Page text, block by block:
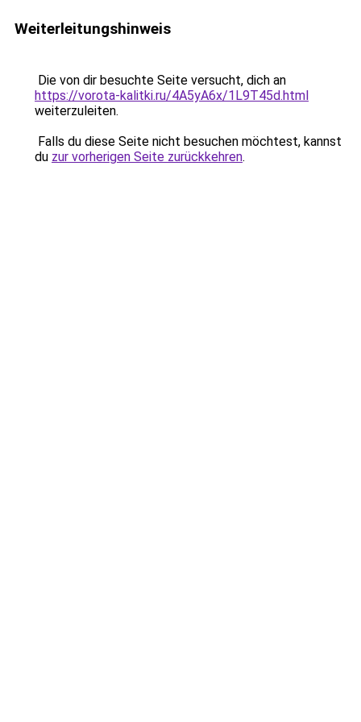
Weiterleitungshinweis
Die von dir besuchte Seite versucht, dich an
https://vorota-kalitki.ru/4A5yA6x/1L9T45d.html
weiterzuleiten.
Falls du diese Seite nicht besuchen möchtest, kannst
du zur vorherigen Seite zurückkehren.